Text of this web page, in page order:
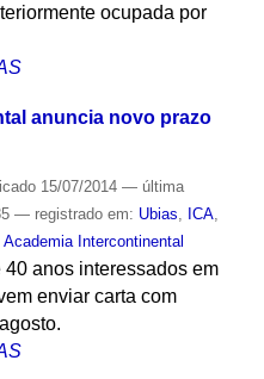
ocupada por
anuncia novo prazo
15/07/2014 — última
— registrado em: Ubias, ICA,
Academia Intercontinental
anos interessados em
enviar carta com